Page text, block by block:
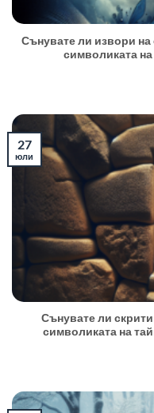
Сънувате ли извори на
символиката
Сънувате ли скрити
символиката на
27
юли